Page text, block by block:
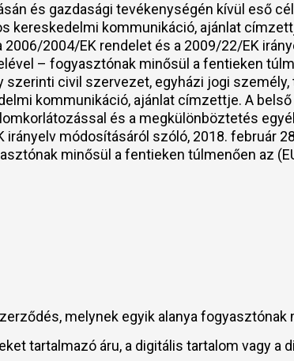
és gazdasági tevékenységén kívül eső
kereskedelmi kommunikáció, ajánlat
2006/2004/EK rendelet és a 2009/22/EK
– fogyasztónak minősül a fentieken
szerinti civil szervezet, egyházi jogi
kommunikáció, ajánlat címzettje. A
és a megkülönböztetés
irányelv módosításáról szóló, 2018. február
minősül a fentieken túlmenően az
melynek egyik alanya fogyasztónak
tartalmazó áru, a digitális tartalom vagy